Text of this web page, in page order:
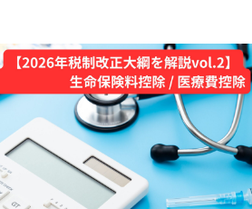
スタッフ
お客様の声
会社案内